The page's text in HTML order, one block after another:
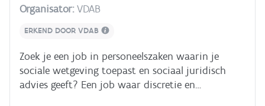
Organisator:VDAB
ERKEND DOOR VDAB
Zoek je een job in personeelszaken waarin je
sociale wetgeving toepast en sociaal juridisch
advies geeft? Een job waar discretie en